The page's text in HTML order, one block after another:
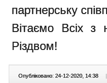
партнерську
Вітаємо Всіх
Різдвом!
Опубліковано: 24-12-2020, 14:38 |